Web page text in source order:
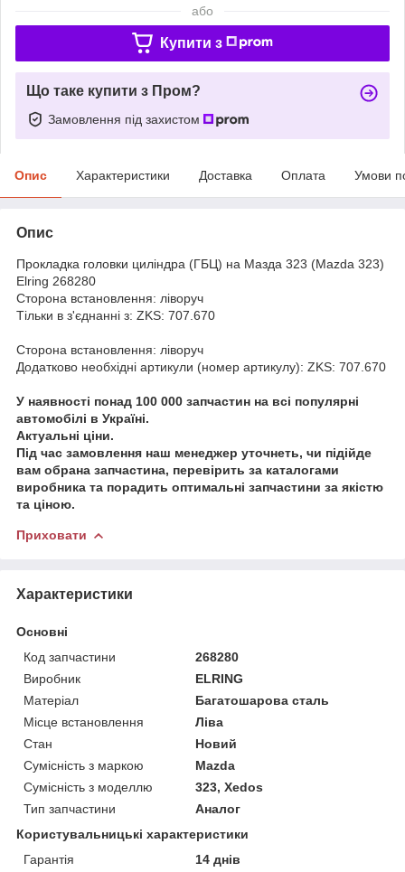
або
Купити з
Що таке купити з Пром?
Замовлення під захистом
Опис Характеристики Доставка Оплата Умови
Опис
Прокладка головки циліндра (ГБЦ) на Мазда 323 (Mazda 323)
Elring 268280
Сторона встановлення: ліворуч
Тільки в з'єднанні з: ZKS: 707.670
Сторона встановлення: ліворуч
Додатково необхідні артикули (номер артикулу): ZKS: 707.670
У наявності понад 100 000 запчастин на всі популярні
автомобілі в Україні.
Актуальні ціни.
Під час замовлення наш менеджер уточнеть, чи підійде
вам обрана запчастина, перевірить за каталогами
виробника та порадить оптимальні запчастини за якістю
та ціною.
Приховати
Характеристики
Основні
Код запчастини
268280
Виробник
ELRING
Матеріал
Багатошарова сталь
Місце встановлення
Ліва
Стан
Новий
Сумісність з маркою
Mazda
Сумісність з моделлю
323, Xedos
Тип запчастини
Аналог
Користувальницькі характеристики
Гарантія
14 днів